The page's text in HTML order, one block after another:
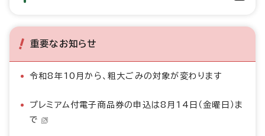
重要なお知らせ
令和8年10月から、粗大ごみの対象が変わります
プレミアム付電子商品券の申込は8月14日（金曜日）ま
で